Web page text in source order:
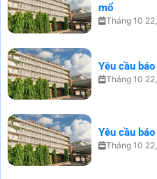
mổ
Tháng 10
Yêu cầu
Tháng 10
Yêu cầu
Tháng 10